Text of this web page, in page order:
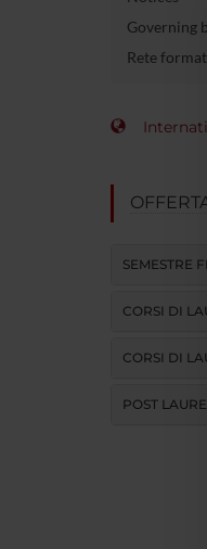
Governing
Rete
SEMESTRE
CORSI DI
CORSI DI
POST